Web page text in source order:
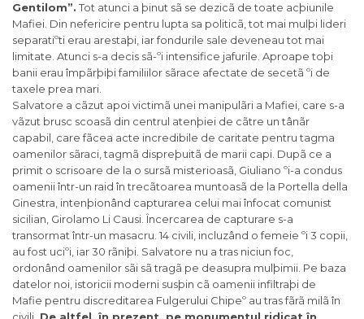
Gentilom”.Tot atunci a þinut sã se dezicã de toate acþiunile
Mafiei. Din nefericire pentru lupta sa politicã, tot mai mulþi lideri
separatiºti erau arestaþi, iar fondurile sale deveneau tot mai
limitate. Atunci s-a decis sã-ºi intensifice jafurile. Aproape toþi
banii erau împãrþiþi familiilor sãrace afectate de secetã ºi de
taxele prea mari.
Salvatore a cãzut apoi victimã unei manipulãri a Mafiei, care s-a
vãzut brusc scoasã din centrul atenþiei de cãtre un tânãr
capabil, care fãcea acte incredibile de caritate pentru tagma
oamenilor sãraci, tagmã dispreþuitã de marii capi. Dupã ce a
primit o scrisoare de la o sursã misterioasã, Giuliano ºi-a condus
oamenii într-un raid în trecãtoarea muntoasã de la Portella della
Ginestra, intenþionând capturarea celui mai înfocat comunist
sicilian, Girolamo Li Causi. Încercarea de capturare s-a
transormat într-un masacru. 14 civili, incluzând o femeie ºi 3 copii,
au fost uciºi, iar 30 rãniþi. Salvatore nu a tras niciun foc,
ordonând oamenilor sãi sã tragã pe deasupra mulþimii. Pe baza
datelor noi, istoricii moderni susþin cã oamenii infiltraþi de
Mafie pentru discreditarea Fulgerului Chipeº au tras fãrã milã în